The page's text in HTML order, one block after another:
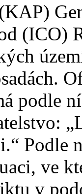
(ICO)
podle
Podle
ve
v